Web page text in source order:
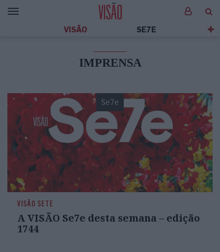
VISÃO SE7E
IMPRENSA
Se7e
VISÃO SETE
A VISÃO Se7e desta semana – edição
1744